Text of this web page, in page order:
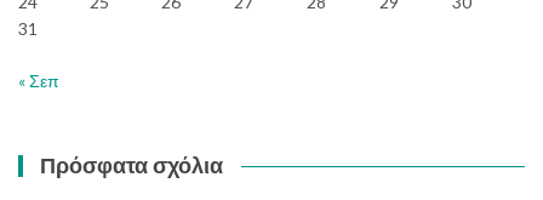
31
« Σεπ
Πρόσφατα σχόλια